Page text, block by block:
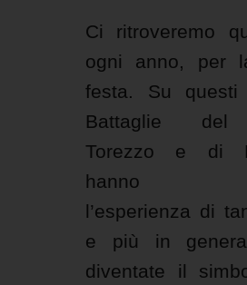
Ci ritroveremo
ogni anno, per
festa. Su
Battaglie del
Torezzo e di
hanno
l’esperienza di
e più in
diventate il